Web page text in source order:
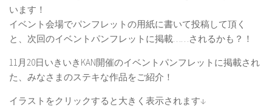
います！
イベント会場でパンフレットの用紙に書いて投稿して頂く
と、次回のイベントパンフレットに掲載……されるかも？！
11月20日いきいきKAN開催のイベントパンフレットに掲載され
た、みなさまのステキな作品をご紹介！
イラストをクリックすると大きく表示されます↓